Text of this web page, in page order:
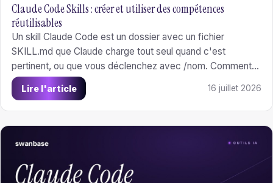
Claude Code Skills : créer et utiliser des compétences
réutilisables
Un skill Claude Code est un dossier avec un fichier
SKILL.md que Claude charge tout seul quand c'est
pertinent, ou que vous déclenchez avec /nom. Comment
en créer, en installer, et la différence avec CLAUDE.md, les
slash commands et les MCP.
Lire l'article 16 juillet 2026